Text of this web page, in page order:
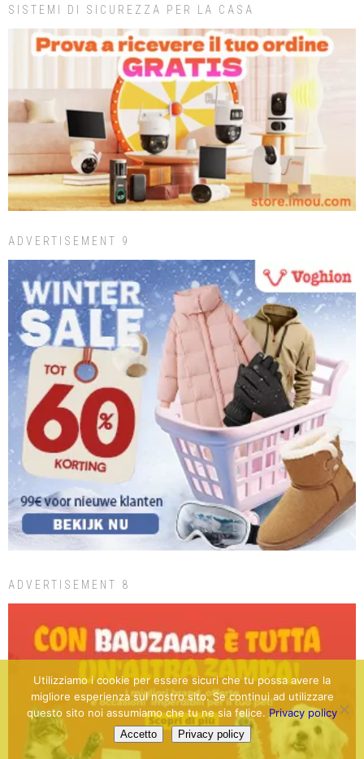
SISTEMI DI SICUREZZA PER LA CASA
ADVERTISEMENT 9
ADVERTISEMENT 8
Utilizziamo i cookie per essere sicuri che tu possa avere la
migliore esperienza sul nostro sito. Se continui ad utilizzare
questo sito noi assumiamo che tu ne sia felice. Privacy policy
Accetto Privacy policy